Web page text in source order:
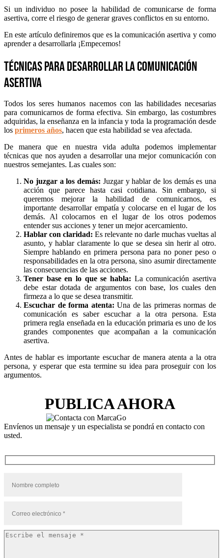
Si un individuo no posee la habilidad de comunicarse de forma
asertiva, corre el riesgo de generar graves conflictos en su entorno.
En este artículo definiremos que es la comunicación asertiva y como
aprender a desarrollarla ¡Empecemos!
Técnicas para desarrollar la comunicación
asertiva
Todos los seres humanos nacemos con las habilidades necesarias
para comunicarnos de forma efectiva. Sin embargo, las costumbres
adquiridas, la enseñanza en la infancia y toda la programación desde
los primeros años, hacen que esta habilidad se vea afectada.
De manera que en nuestra vida adulta podemos implementar
técnicas que nos ayuden a desarrollar una mejor comunicación con
nuestros semejantes. Las cuales son:
No juzgar a los demás: Juzgar y hablar de los demás es una
acción que parece hasta casi cotidiana. Sin embargo, si
queremos mejorar la habilidad de comunicarnos, es
importante desarrollar empatía y colocarse en el lugar de los
demás. Al colocarnos en el lugar de los otros podemos
entender sus acciones y tener un mejor acercamiento.
Hablar con claridad: Es relevante no darle muchas vueltas al
asunto, y hablar claramente lo que se desea sin herir al otro.
Siempre hablando en primera persona para no poner peso o
responsabilidades en la otra persona, sino asumir directamente
las consecuencias de las acciones.
Tener base en lo que se habla: La comunicación asertiva
debe estar dotada de argumentos con base, los cuales den
firmeza a lo que se desea transmitir.
Escuchar de forma atenta: Una de las primeras normas de
comunicación es saber escuchar a la otra persona. Esta
primera regla enseñada en la educación primaria es uno de los
grandes componentes que acompañan a la comunicación
asertiva.
Antes de hablar es importante escuchar de manera atenta a la otra
persona, y esperar que esta termine su idea para proseguir con los
argumentos.
PUBLICA AHORA
Envíenos un mensaje y un especialista se pondrá en contacto con
usted.